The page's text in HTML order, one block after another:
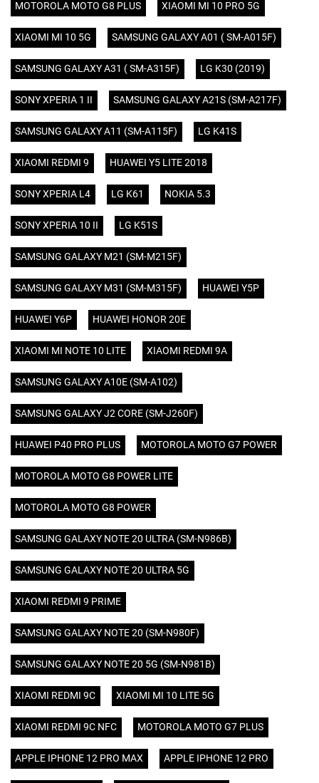
MOTOROLA MOTO G8 PLUS XIAOMI MI 10 PRO 5G
XIAOMI MI 10 5G SAMSUNG GALAXY A01 ( SM-A015F)
SAMSUNG GALAXY A31 ( SM-A315F) LG K30 (2019)
SONY XPERIA 1 II SAMSUNG GALAXY A21S (SM-A217F)
SAMSUNG GALAXY A11 (SM-A115F) LG K41S
XIAOMI REDMI 9 HUAWEI Y5 LITE 2018
SONY XPERIA L4 LG K61 NOKIA 5.3
SONY XPERIA 10 II LG K51S
SAMSUNG GALAXY M21 (SM-M215F)
SAMSUNG GALAXY M31 (SM-M315F) HUAWEI Y5P
HUAWEI Y6P HUAWEI HONOR 20E
XIAOMI MI NOTE 10 LITE XIAOMI REDMI 9A
SAMSUNG GALAXY A10E (SM-A102)
SAMSUNG GALAXY J2 CORE (SM-J260F)
HUAWEI P40 PRO PLUS MOTOROLA MOTO G7 POWER
MOTOROLA MOTO G8 POWER LITE
MOTOROLA MOTO G8 POWER
SAMSUNG GALAXY NOTE 20 ULTRA (SM-N986B)
SAMSUNG GALAXY NOTE 20 ULTRA 5G
XIAOMI REDMI 9 PRIME
SAMSUNG GALAXY NOTE 20 (SM-N980F)
SAMSUNG GALAXY NOTE 20 5G (SM-N981B)
XIAOMI REDMI 9C XIAOMI MI 10 LITE 5G
XIAOMI REDMI 9C NFC MOTOROLA MOTO G7 PLUS
APPLE IPHONE 12 PRO MAX APPLE IPHONE 12 PRO